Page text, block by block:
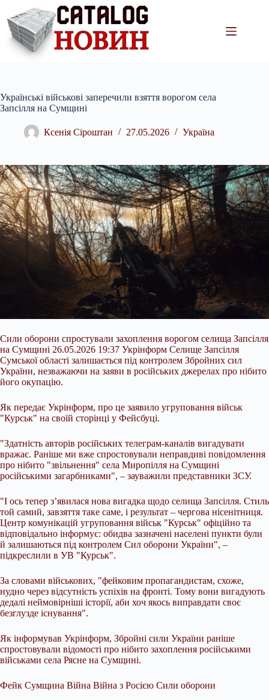
вмісту
Українські військові заперечили взяття ворогом села
Запсілля на Сумщині
Ксенія Сіроштан 27.05.2026 Україна
Сили оборони спростували захоплення ворогом селища Запсілля
на Сумщині 26.05.2026 19:37 Укрінформ Селище Запсілля
Сумської області залишається під контролем Збройних сил
України, незважаючи на заяви в російських джерелах про нібито
його окупацію.
Як передає Укрінформ, про це заявило угруповання військ
"Курськ" на своїй сторінці у Фейсбуці.
"Здатність авторів російських телеграм-каналів вигадувати
вражає. Раніше ми вже спростовували неправдиві повідомлення
про нібито "звільнення" села Миропілля на Сумщині
російськими загарбниками", – зауважили представники ЗСУ.
"І ось тепер з’явилася нова вигадка щодо селища Запсілля. Стиль
той самий, завзяття таке саме, і результат – чергова нісенітниця.
Центр комунікацій угруповання військ "Курськ" офіційно та
відповідально інформує: обидва зазначені населені пункти були
й залишаються під контролем Сил оборони України", –
підкреслили в УВ "Курськ".
За словами військових, "фейковим пропагандистам, схоже,
нудно через відсутність успіхів на фронті. Тому вони вигадують
дедалі неймовірніші історії, аби хоч якось виправдати своє
безглузде існування".
Як інформував Укрінформ, Збройні сили України раніше
спростовували відомості про нібито захоплення російськими
військами села Рясне на Сумщині.
Фейк Сумщина Війна Війна з Росією Сили оборони